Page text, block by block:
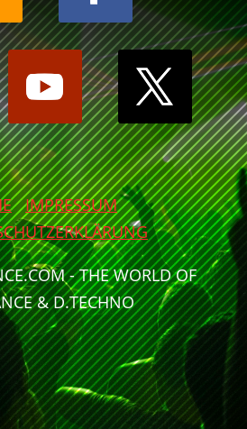
IMPRESSUM
- THE WORLD OF
& D.TECHNO